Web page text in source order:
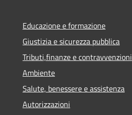
Educazione e formazione
Giustizia e sicurezza pubblica
Tributi,finanze e contravvenzioni
Ambiente
Salute, benessere e assistenza
Autorizzazioni